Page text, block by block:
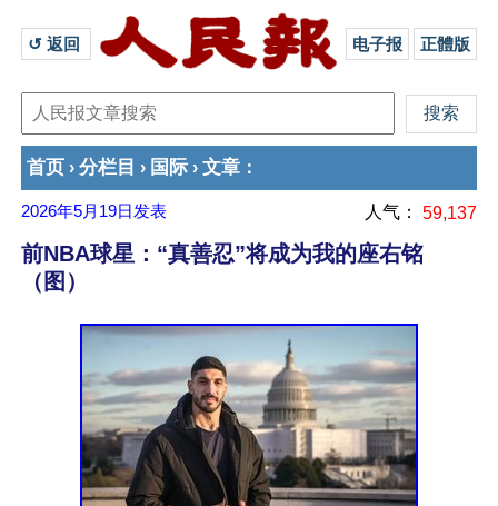
↺ 返回 电子报 正體版
首页 › 分栏目 › 国际 › 文章 ：
2026年5月19日 发表 人气： 59,137
前NBA球星：“真善忍”将成为我的座右铭
（图）